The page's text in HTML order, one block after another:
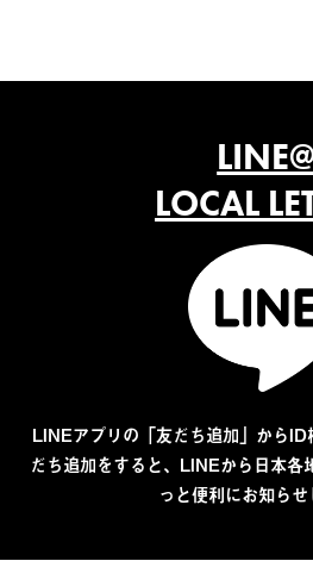
LINE@
LOCAL
LINEアプリの「友だち追加」から
だち追加をすると、LINEから日本各
っと便利にお知らせ